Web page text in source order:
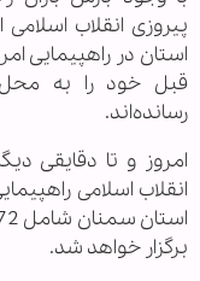
پیروزی انقلاب
استان در راهپیمایی
رسانده‌اند.
امروز و تا دقایقی
برگزار خواهد شد.